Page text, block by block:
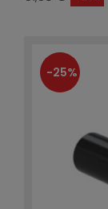
-25%